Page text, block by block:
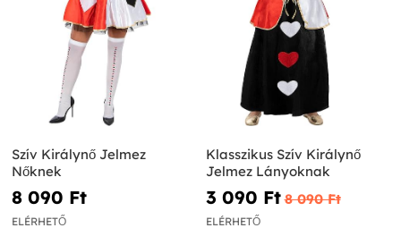
Szív Királynő Jelmez
Nőknek
8 090 Ft‎
ELÉRHETŐ
Klasszikus Szív Királynő
Jelmez Lányoknak
3 090 Ft‎ 8 090 Ft‎
ELÉRHETŐ